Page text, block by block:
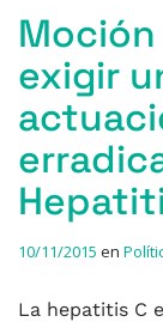
exigir
10/11/2015 en
La hepatitis C